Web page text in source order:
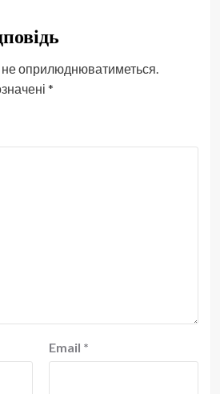
оприлюднюватиметься.
*
Email *